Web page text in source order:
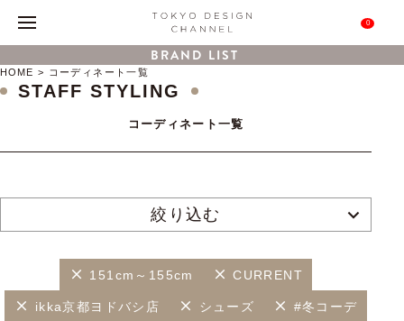
0
BRAND LIST
HOME コーディネート一覧
STAFF STYLING
コーディネート一覧
絞り込む
151cm～155cm CURRENT
ikka京都ヨドバシ店 シューズ #冬コーデ